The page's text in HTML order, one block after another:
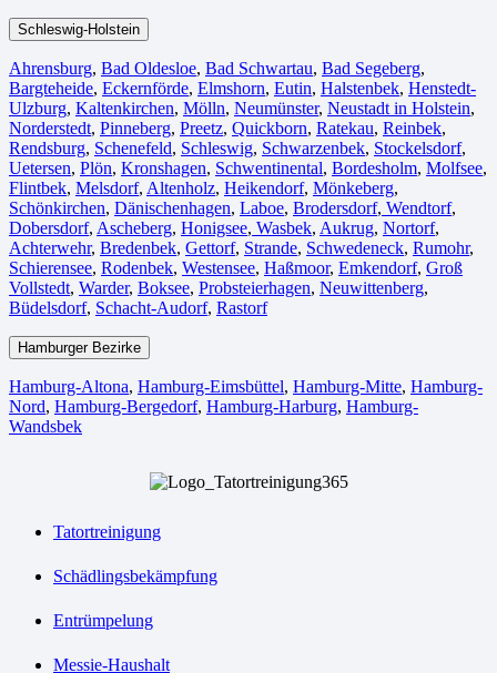
Schleswig-Holstein
Ahrensburg, Bad Oldesloe, Bad Schwartau, Bad Segeberg,
Bargteheide, Eckernförde, Elmshorn, Eutin, Halstenbek, Henstedt-
Ulzburg, Kaltenkirchen, Mölln, Neumünster, Neustadt in Holstein,
Norderstedt, Pinneberg, Preetz, Quickborn, Ratekau, Reinbek,
Rendsburg, Schenefeld, Schleswig, Schwarzenbek, Stockelsdorf,
Uetersen, Plön, Kronshagen, Schwentinental, Bordesholm, Molfsee,
Flintbek, Melsdorf, Altenholz, Heikendorf, Mönkeberg,
Schönkirchen, Dänischenhagen, Laboe, Brodersdorf, Wendtorf,
Dobersdorf, Ascheberg, Honigsee, Wasbek, Aukrug, Nortorf,
Achterwehr, Bredenbek, Gettorf, Strande, Schwedeneck, Rumohr,
Schierensee, Rodenbek, Westensee, Haßmoor, Emkendorf, Groß
Vollstedt, Warder, Boksee, Probsteierhagen, Neuwittenberg,
Büdelsdorf, Schacht-Audorf, Rastorf
Hamburger Bezirke
Hamburg-Altona, Hamburg-Eimsbüttel, Hamburg-Mitte, Hamburg-
Nord, Hamburg-Bergedorf, Hamburg-Harburg, Hamburg-
Wandsbek
Tatortreinigung
Schädlingsbekämpfung
Entrümpelung
Messie-Haushalt